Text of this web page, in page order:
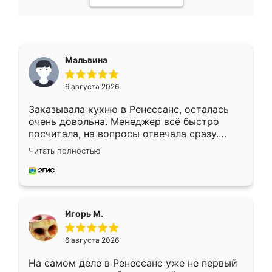
Мальвина
6 августа 2026
Заказывала кухню в Ренессанс, осталась
очень довольна. Менеджер всё быстро
посчитала, на вопросы отвечала сразу.
Замерщик приехал в субботу, подошёл к
делу со всей ответственностью. Собрали
за день, ребята работали аккуратно, даже
Читать полностью
Игорь М.
6 августа 2026
На самом деле в Ренессанс уже не первый